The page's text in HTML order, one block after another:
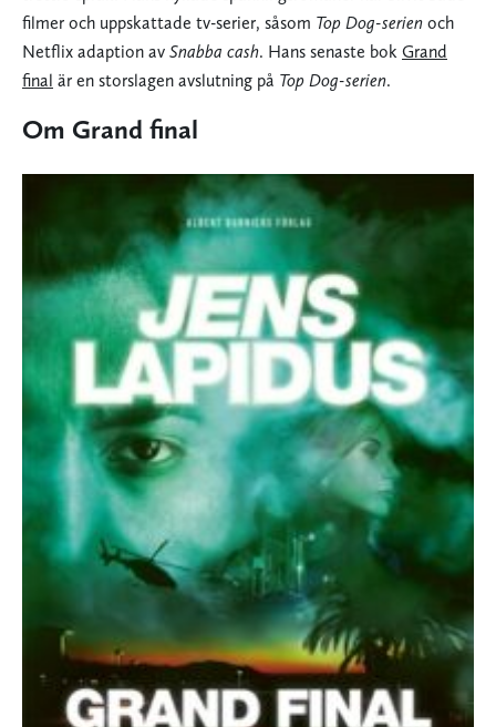
filmer och uppskattade tv-serier, såsom Top Dog-serien och
Netflix adaption av Snabba cash. Hans senaste bok Grand
final är en storslagen avslutning på Top Dog-serien.
Om Grand final